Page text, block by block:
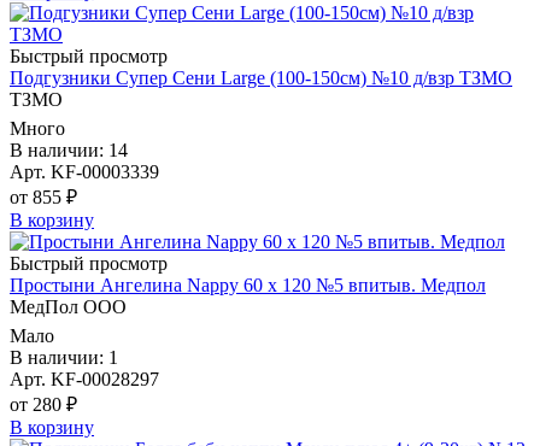
Быстрый просмотр
Подгузники Супер Сени Large (100-150см) №10 д/взр ТЗМО
ТЗМО
Много
В наличии: 14
Арт. KF-00003339
от 855 ₽
В корзину
Быстрый просмотр
Простыни Ангелина Nappy 60 х 120 №5 впитыв. Медпол
МедПол ООО
Мало
В наличии: 1
Арт. KF-00028297
от 280 ₽
В корзину